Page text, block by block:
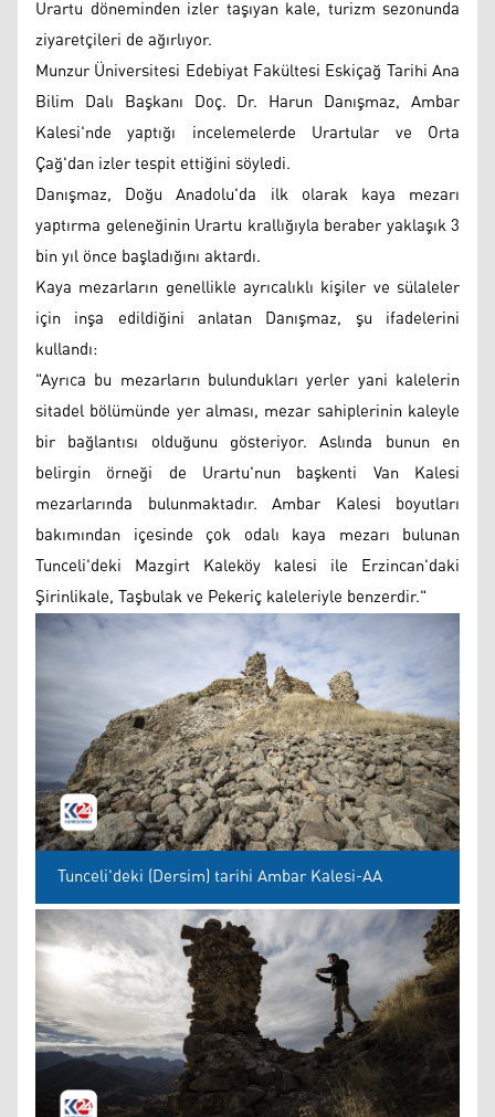
Urartu döneminden izler taşıyan kale, turizm sezonunda
ziyaretçileri de ağırlıyor.
Munzur Üniversitesi Edebiyat Fakültesi Eskiçağ Tarihi Ana
Bilim Dalı Başkanı Doç. Dr. Harun Danışmaz, Ambar
Kalesi'nde yaptığı incelemelerde Urartular ve Orta
Çağ'dan izler tespit ettiğini söyledi.
Danışmaz, Doğu Anadolu'da ilk olarak kaya mezarı
yaptırma geleneğinin Urartu krallığıyla beraber yaklaşık 3
bin yıl önce başladığını aktardı.
Kaya mezarların genellikle ayrıcalıklı kişiler ve sülaleler
için inşa edildiğini anlatan Danışmaz, şu ifadelerini
kullandı:
"Ayrıca bu mezarların bulundukları yerler yani kalelerin
sitadel bölümünde yer alması, mezar sahiplerinin kaleyle
bir bağlantısı olduğunu gösteriyor. Aslında bunun en
belirgin örneği de Urartu'nun başkenti Van Kalesi
mezarlarında bulunmaktadır. Ambar Kalesi boyutları
bakımından içesinde çok odalı kaya mezarı bulunan
Tunceli'deki Mazgirt Kaleköy kalesi ile Erzincan'daki
Şirinlikale, Taşbulak ve Pekeriç kaleleriyle benzerdir."
Tunceli'deki (Dersim) tarihi Ambar Kalesi-AA